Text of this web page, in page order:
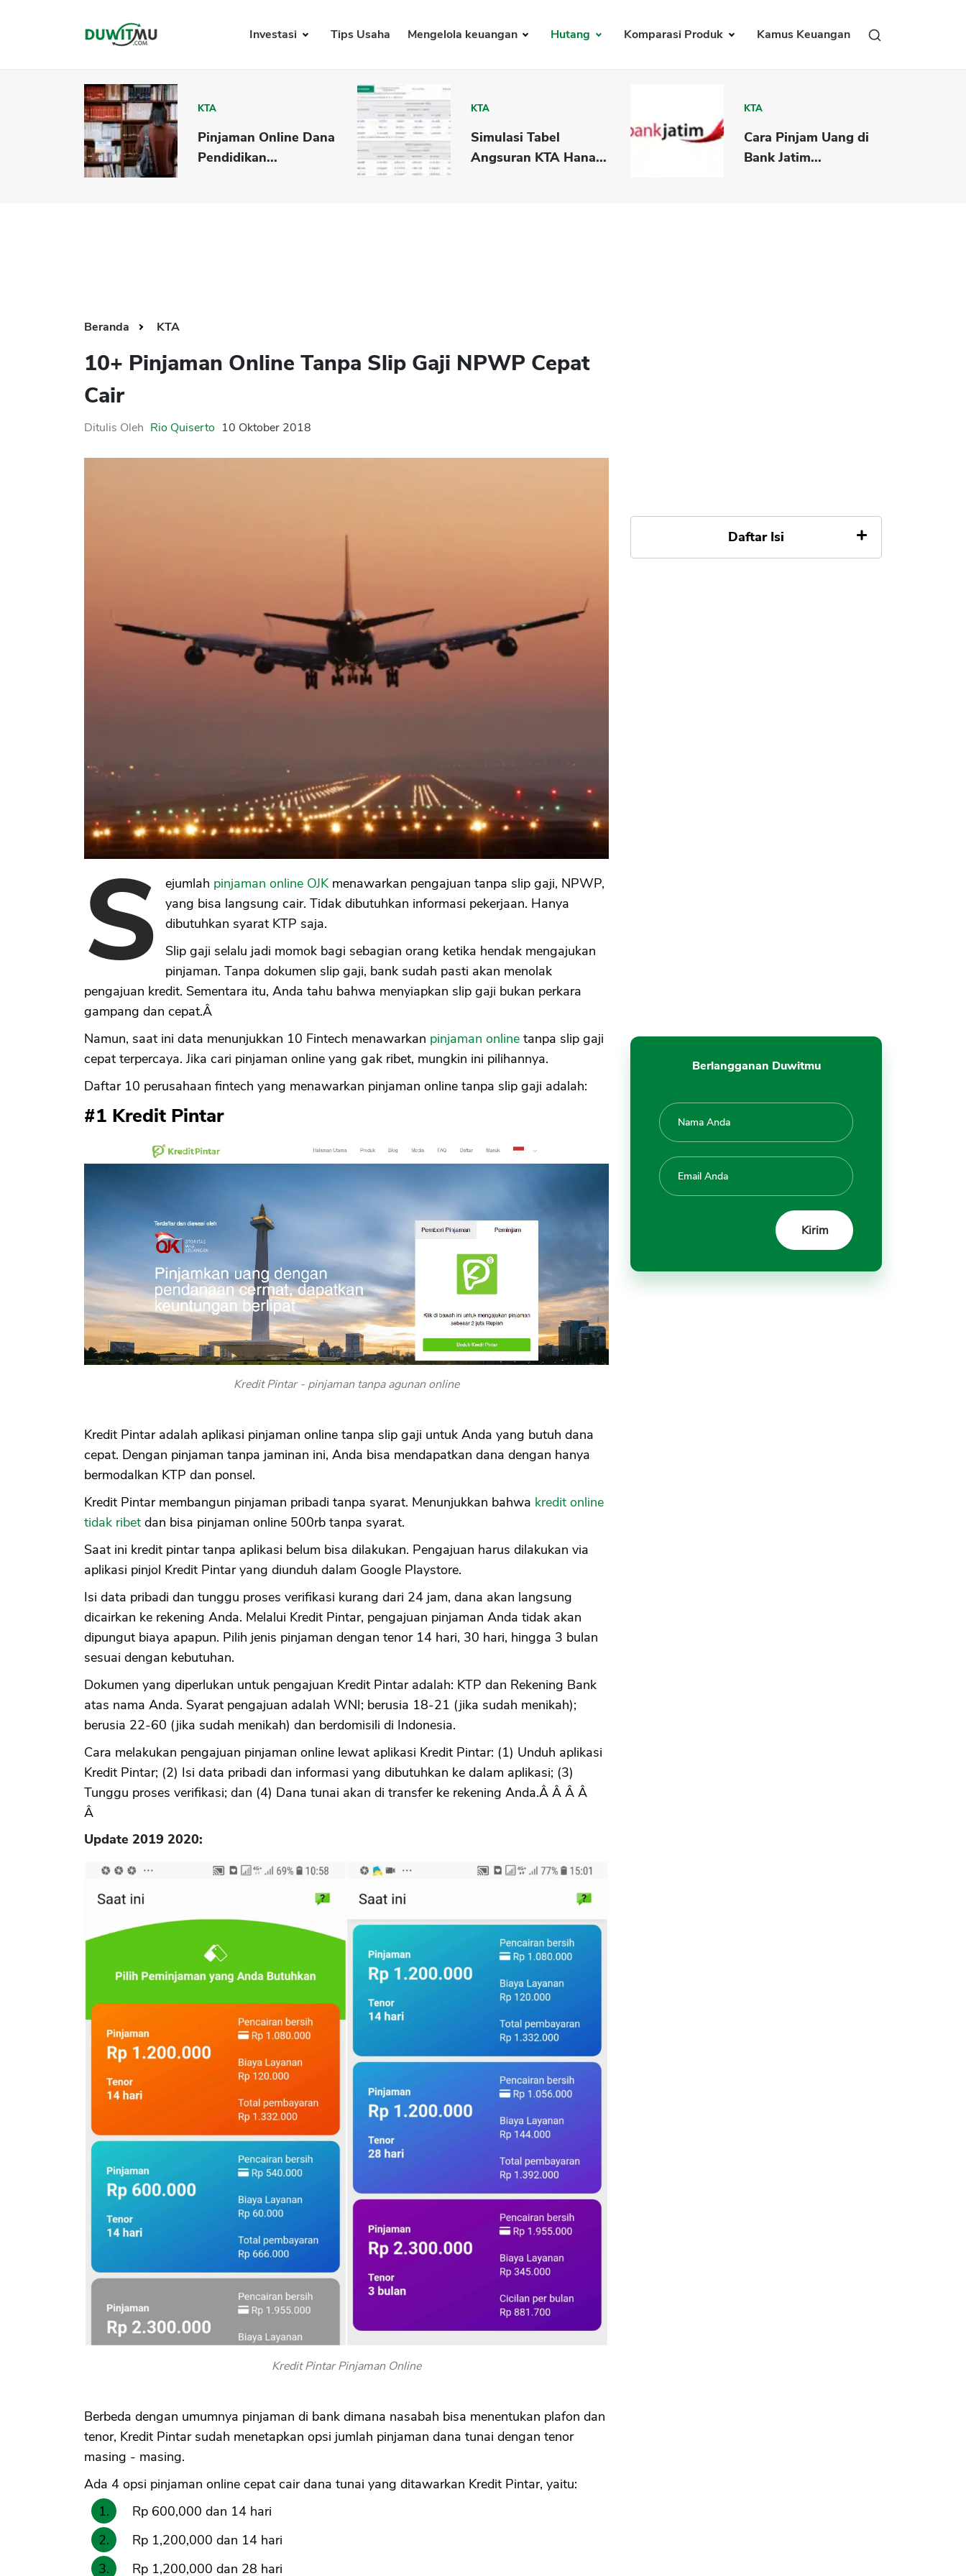
Investasi Tips Usaha Mengelola keuangan Hutang Komparasi Produk Kamus Keuangan
KTA
Pinjaman Online Dana
Pendidikan...
KTA
Simulasi Tabel
Angsuran KTA Hana...
KTA
Cara Pinjam Uang di
Bank Jatim...
Beranda KTA
10+ Pinjaman Online Tanpa Slip Gaji NPWP Cepat
Cair
Ditulis Oleh Rio Quiserto 10 Oktober 2018
S ejumlah pinjaman online OJK menawarkan pengajuan tanpa slip gaji, NPWP,
yang bisa langsung cair. Tidak dibutuhkan informasi pekerjaan. Hanya
dibutuhkan syarat KTP saja.
Slip gaji selalu jadi momok bagi sebagian orang ketika hendak mengajukan
pinjaman. Tanpa dokumen slip gaji, bank sudah pasti akan menolak
pengajuan kredit. Sementara itu, Anda tahu bahwa menyiapkan slip gaji bukan perkara
gampang dan cepat.Â
Namun, saat ini data menunjukkan 10 Fintech menawarkan pinjaman online tanpa slip gaji
cepat terpercaya. Jika cari pinjaman online yang gak ribet, mungkin ini pilihannya.
Daftar 10 perusahaan fintech yang menawarkan pinjaman online tanpa slip gaji adalah:
#1 Kredit Pintar
Kredit Pintar - pinjaman tanpa agunan online
Kredit Pintar adalah aplikasi pinjaman online tanpa slip gaji untuk Anda yang butuh dana
cepat. Dengan pinjaman tanpa jaminan ini, Anda bisa mendapatkan dana dengan hanya
bermodalkan KTP dan ponsel.
Kredit Pintar membangun pinjaman pribadi tanpa syarat. Menunjukkan bahwa kredit online
tidak ribet dan bisa pinjaman online 500rb tanpa syarat.
Saat ini kredit pintar tanpa aplikasi belum bisa dilakukan. Pengajuan harus dilakukan via
aplikasi pinjol Kredit Pintar yang diunduh dalam Google Playstore.
Isi data pribadi dan tunggu proses verifikasi kurang dari 24 jam, dana akan langsung
dicairkan ke rekening Anda. Melalui Kredit Pintar, pengajuan pinjaman Anda tidak akan
dipungut biaya apapun. Pilih jenis pinjaman dengan tenor 14 hari, 30 hari, hingga 3 bulan
sesuai dengan kebutuhan.
Dokumen yang diperlukan untuk pengajuan Kredit Pintar adalah: KTP dan Rekening Bank
atas nama Anda. Syarat pengajuan adalah WNI; berusia 18-21 (jika sudah menikah);
berusia 22-60 (jika sudah menikah) dan berdomisili di Indonesia.
Cara melakukan pengajuan pinjaman online lewat aplikasi Kredit Pintar: (1) Unduh aplikasi
Kredit Pintar; (2) Isi data pribadi dan informasi yang dibutuhkan ke dalam aplikasi; (3)
Tunggu proses verifikasi; dan (4) Dana tunai akan di transfer ke rekening Anda.Â Â Â Â
Â
Update 2019 2020:
Kredit Pintar Pinjaman Online
Berbeda dengan umumnya pinjaman di bank dimana nasabah bisa menentukan plafon dan
tenor, Kredit Pintar sudah menetapkan opsi jumlah pinjaman dana tunai dengan tenor
masing - masing.
Ada 4 opsi pinjaman online cepat cair dana tunai yang ditawarkan Kredit Pintar, yaitu:
Rp 600,000 dan 14 hari
Rp 1,200,000 dan 14 hari
Rp 1,200,000 dan 28 hari
Daftar Isi
Berlangganan Duwitmu